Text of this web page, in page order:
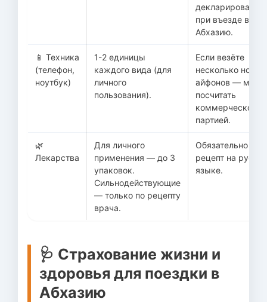
декларированию
при въезде в
Абхазию.
📱 Техника
(телефон,
ноутбук)
1-2 единицы
каждого вида (для
личного
пользования).
Если везёте
несколько новых
айфонов — могут
посчитать
коммерческой
партией.
🌿
Лекарства
Для личного
применения — до 3
упаковок.
Сильнодействующие
— только по рецепту
врача.
Обязательно
рецепт на
языке.
🩺 Страхование жизни и
здоровья для поездки в
Абхазию